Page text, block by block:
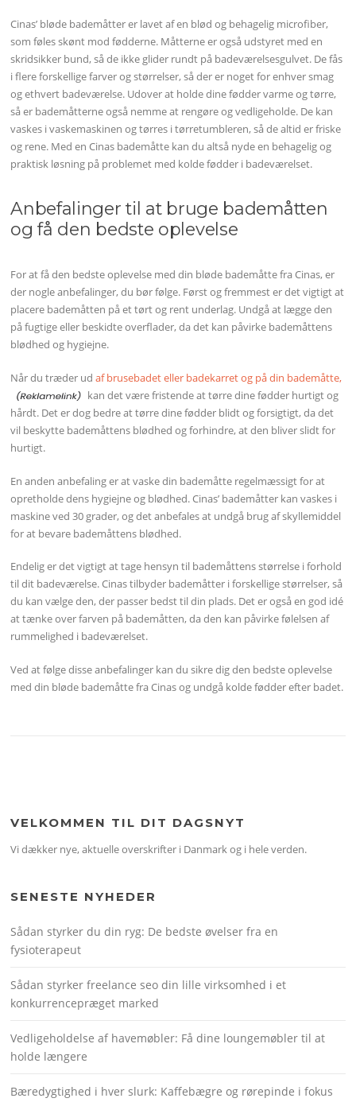
Cinas’ bløde bademåtter er lavet af en blød og behagelig microfiber,
som føles skønt mod fødderne. Måtterne er også udstyret med en
skridsikker bund, så de ikke glider rundt på badeværelsesgulvet. De fås
i flere forskellige farver og størrelser, så der er noget for enhver smag
og ethvert badeværelse. Udover at holde dine fødder varme og tørre,
så er bademåtterne også nemme at rengøre og vedligeholde. De kan
vaskes i vaskemaskinen og tørres i tørretumbleren, så de altid er friske
og rene. Med en Cinas bademåtte kan du altså nyde en behagelig og
praktisk løsning på problemet med kolde fødder i badeværelset.
Anbefalinger til at bruge bademåtten
og få den bedste oplevelse
For at få den bedste oplevelse med din bløde bademåtte fra Cinas, er
der nogle anbefalinger, du bør følge. Først og fremmest er det vigtigt at
placere bademåtten på et tørt og rent underlag. Undgå at lægge den
på fugtige eller beskidte overflader, da det kan påvirke bademåttens
blødhed og hygiejne.
Når du træder udaf brusebadet eller badekarret og på din bademåtte,
kan det være fristende at tørre dine fødder hurtigt og
hårdt. Det er dog bedre at tørre dine fødder blidt og forsigtigt, da det
vil beskytte bademåttens blødhed og forhindre, at den bliver slidt for
hurtigt.
En anden anbefaling er at vaske din bademåtte regelmæssigt for at
opretholde dens hygiejne og blødhed. Cinas’ bademåtter kan vaskes i
maskine ved 30 grader, og det anbefales at undgå brug af skyllemiddel
for at bevare bademåttens blødhed.
Endelig er det vigtigt at tage hensyn til bademåttens størrelse i forhold
til dit badeværelse. Cinas tilbyder bademåtter i forskellige størrelser, så
du kan vælge den, der passer bedst til din plads. Det er også en god idé
at tænke over farven på bademåtten, da den kan påvirke følelsen af
rummelighed i badeværelset.
Ved at følge disse anbefalinger kan du sikre dig den bedste oplevelse
med din bløde bademåtte fra Cinas og undgå kolde fødder efter badet.
VELKOMMEN TIL DIT DAGSNYT
Vi dækker nye, aktuelle overskrifter i Danmark og i hele verden.
SENESTE NYHEDER
Sådan styrker du din ryg: De bedste øvelser fra en
fysioterapeut
Sådan styrker freelance seo din lille virksomhed i et
konkurrencepræget marked
Vedligeholdelse af havemøbler: Få dine loungemøbler til at
holde længere
Bæredygtighed i hver slurk: Kaffebægre og rørepinde i fokus